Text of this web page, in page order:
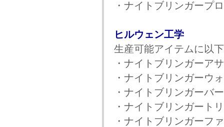
・ナイトブリンガープ
ヒルウェン工学
生産可能アイテムに以
・ナイトブリンガーア
・ナイトブリンガーウ
・ナイトブリンガーバ
・ナイトブリンガート
・ナイトブリンガーフ